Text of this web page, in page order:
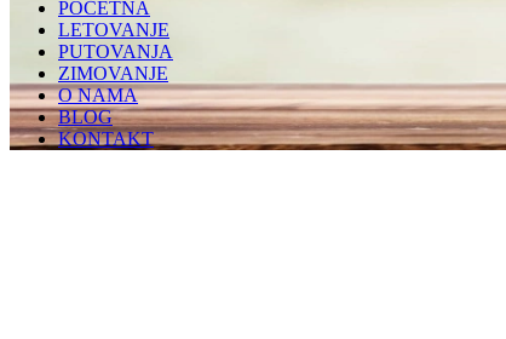
POČETNA
LETOVANJE
PUTOVANJA
ZIMOVANJE
O NAMA
BLOG
KONTAKT